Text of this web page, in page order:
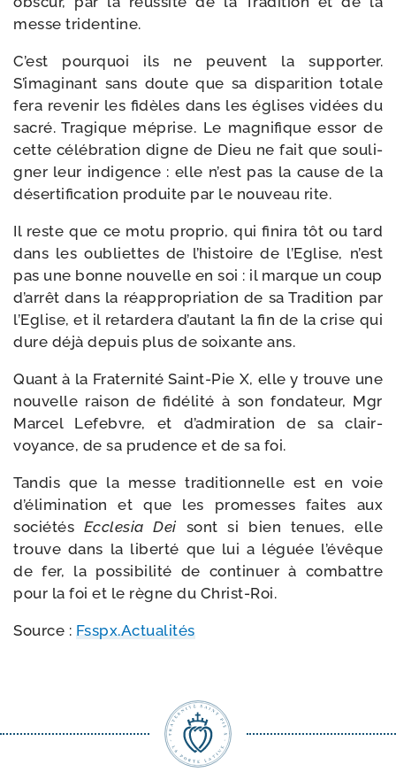
messe tridentine.
C’est pour­quoi ils ne peuvent la sup­por­ter.
S’imaginant sans doute que sa dis­pa­ri­tion totale
fera reve­nir les fidèles dans les églises vidées du
sacré. Tragique méprise. Le magni­fique essor de
cette célé­bra­tion digne de Dieu ne fait que sou­li­
gner leur indi­gence : elle n’est pas la cause de la
déser­ti­fi­ca­tion pro­duite par le nou­veau rite.
Il reste que ce motu pro­prio, qui fini­ra tôt ou tard
dans les oubliettes de l’histoire de l’Eglise, n’est
pas une bonne nou­velle en soi : il marque un coup
d’arrêt dans la réap­pro­pria­tion de sa Tradition par
l’Eglise, et il retar­de­ra d’autant la fin de la crise qui
dure déjà depuis plus de soixante ans.
Quant à la Fraternité Saint-​Pie X, elle y trouve une
nou­velle rai­son de fidé­li­té à son fon­da­teur, Mgr
Marcel Lefebvre, et d’admiration de sa clair­
voyance, de sa pru­dence et de sa foi.
Tandis que la messe tra­di­tion­nelle est en voie
d’élimination et que les pro­messes faites aux
socié­tés Ecclesia Dei sont si bien tenues, elle
trouve dans la liber­té que lui a léguée l’évêque
de fer, la pos­si­bi­li­té de conti­nuer à com­battre
pour la foi et le règne du Christ-Roi.
Source : Fsspx.Actualités